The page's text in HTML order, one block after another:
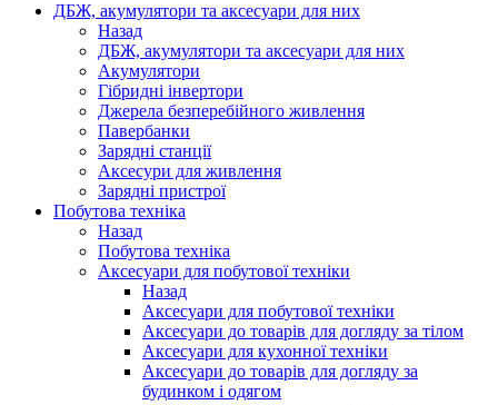
ДБЖ, акумулятори та аксесуари для них
Назад
ДБЖ, акумулятори та аксесуари для них
Акумулятори
Гібридні інвертори
Джерела безперебійного живлення
Павербанки
Зарядні станції
Аксесури для живлення
Зарядні пристрої
Побутова техніка
Назад
Побутова техніка
Аксесуари для побутової техніки
Назад
Аксесуари для побутової техніки
Аксесуари до товарів для догляду за тілом
Аксесуари для кухонної техніки
Аксесуари до товарів для догляду за
будинком і одягом